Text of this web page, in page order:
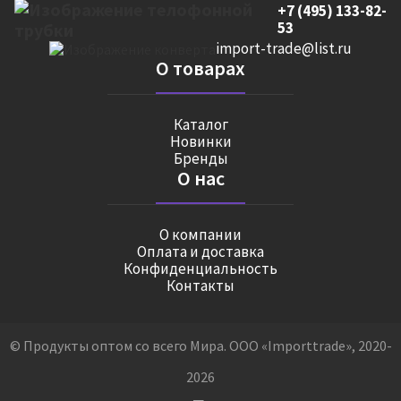
+7 (495) 133-82-
53
import-trade@list.ru
О товарах
Каталог
Новинки
Бренды
О нас
О компании
Оплата и доставка
Конфиденциальность
Контакты
© Продукты оптом со всего Мира. ООО «Importtrade», 2020-
2026